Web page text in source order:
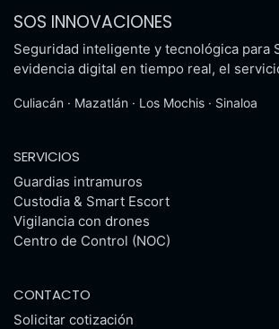
SOS INNOVACIONES
Seguridad inteligente y tecnológica para
evidencia digital en tiempo real, el
Culiacán · Mazatlán · Los Mochis · Sinaloa
SERVICIOS
Guardias intramuros
Custodia & Smart Escort
Vigilancia con drones
Centro de Control (NOC)
CONTACTO
Solicitar cotización